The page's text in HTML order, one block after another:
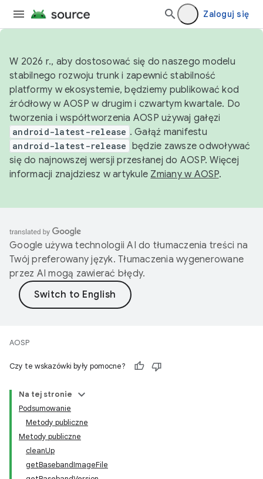
Zaloguj się
W 2026 r., aby dostosować się do naszego modelu
stabilnego rozwoju trunk i zapewnić stabilność
platformy w ekosystemie, będziemy publikować kod
źródłowy w AOSP w drugim i czwartym kwartale. Do
tworzenia i współtworzenia AOSP używaj gałęzi
android-latest-release . Gałąź manifestu
android-latest-release będzie zawsze odwoływać
się do najnowszej wersji przesłanej do AOSP. Więcej
informacji znajdziesz w artykule Zmiany w AOSP.
Google używa technologii AI do tłumaczenia treści na
Twój preferowany język. Tłumaczenia wygenerowane
przez AI mogą zawierać błędy.
AOSP
Czy te wskazówki były pomocne?
Na tej stronie
Podsumowanie
Metody publiczne
Metody publiczne
cleanUp
getBasebandImageFile